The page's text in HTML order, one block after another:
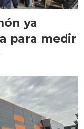
ya
para medir